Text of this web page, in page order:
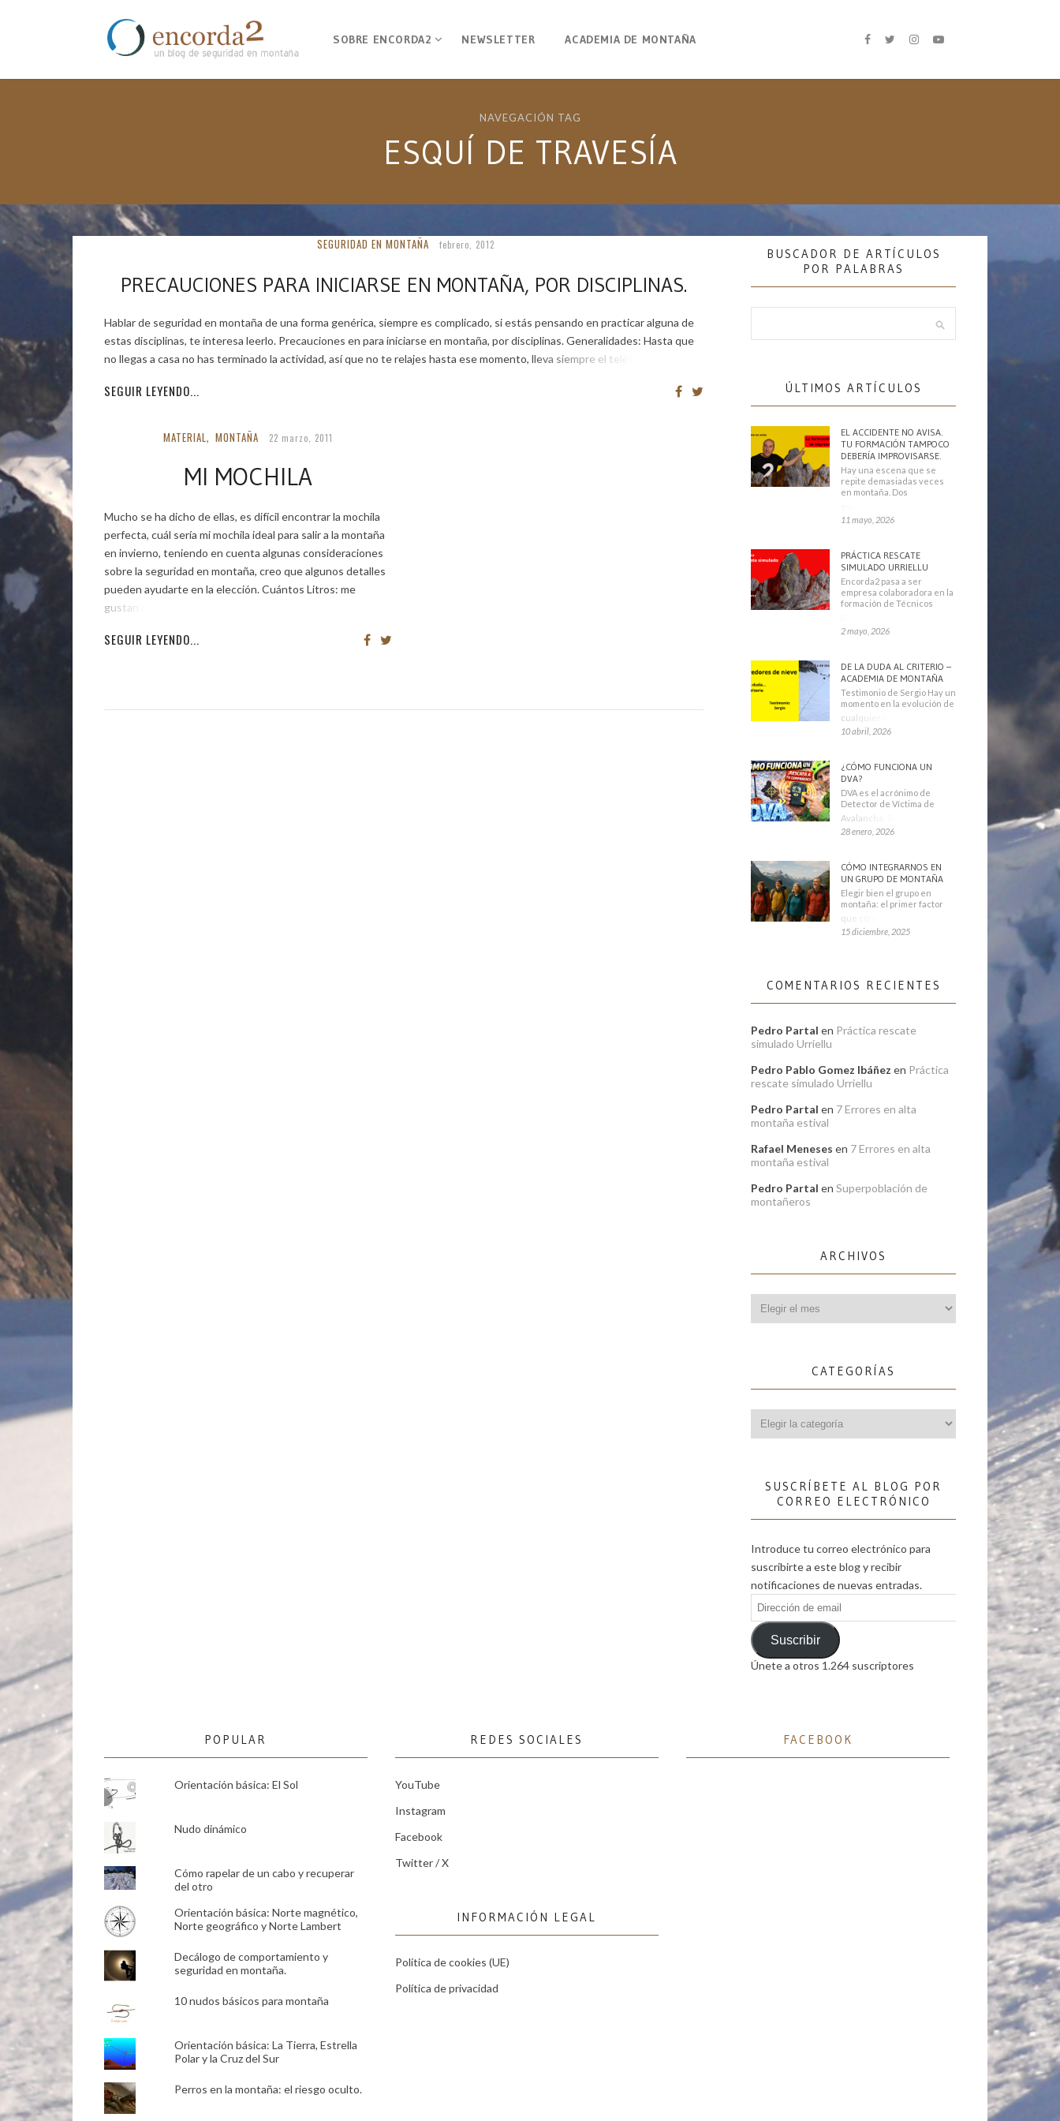
SOBRE ENCORDA2 NEWSLETTER ACADEMIA DE MONTAÑA
NAVEGACIÓN TAG
ESQUÍ DE TRAVESÍA
SEGURIDAD EN MONTAÑA febrero, 2012
PRECAUCIONES PARA INICIARSE EN MONTAÑA, POR DISCIPLINAS.
Hablar de seguridad en montaña de una forma genérica, siempre es complicado, si estás pensando en practicar alguna de
estas disciplinas, te interesa leerlo. Precauciones en para iniciarse en montaña, por disciplinas. Generalidades: Hasta que
no llegas a casa no has terminado la actividad, así que no te relajes hasta ese momento, lleva siempre el teléfono […]
SEGUIR LEYENDO...
MATERIAL, MONTAÑA 22 marzo, 2011
MI MOCHILA
Mucho se ha dicho de ellas, es difícil encontrar la mochila
perfecta, cuál sería mi mochila ideal para salir a la montaña
en invierno, teniendo en cuenta algunas consideraciones
sobre la seguridad en montaña, creo que algunos detalles
pueden ayudarte en la elección. Cuántos Litros: me
gustan con 35 a
SEGUIR LEYENDO...
BUSCADOR DE ARTÍCULOS
POR PALABRAS
ÚLTIMOS ARTÍCULOS
EL ACCIDENTE NO AVISA.
TU FORMACIÓN TAMPOCO
DEBERÍA IMPROVISARSE.
Hay una escena que se
repite demasiadas veces
en montaña. Dos
11 mayo, 2026
PRÁCTICA RESCATE
SIMULADO URRIELLU
Encorda2 pasa a ser
empresa colaboradora en la
formación de Técnicos
2 mayo, 2026
DE LA DUDA AL CRITERIO –
ACADEMIA DE MONTAÑA
Testimonio de Sergio Hay un
momento en la evolución de
cualquier montañero
10 abril, 2026
¿CÓMO FUNCIONA UN
DVA?
DVA es el acrónimo de
Detector de Víctima de
Avalancha. También se
28 enero, 2026
CÓMO INTEGRARNOS EN
UN GRUPO DE MONTAÑA
Elegir bien el grupo en
montaña: el primer factor
que condiciona tu
15 diciembre, 2025
COMENTARIOS RECIENTES
Pedro Partal en Práctica rescate
simulado Urriellu
Pedro Pablo Gomez Ibáñez en Práctica
rescate simulado Urriellu
Pedro Partal en 7 Errores en alta
montaña estival
Rafael Meneses en 7 Errores en alta
montaña estival
Pedro Partal en Superpoblación de
montañeros
ARCHIVOS
CATEGORÍAS
SUSCRÍBETE AL BLOG POR
CORREO ELECTRÓNICO
Introduce tu correo electrónico para
suscribirte a este blog y recibir
notificaciones de nuevas entradas.
Dirección
de
emailSuscribir
Únete a otros 1.264 suscriptores
POPULAR
Orientación básica: El Sol
Nudo dinámico
Cómo rapelar de un cabo y recuperar
del otro
Orientación básica: Norte magnético,
Norte geográfico y Norte Lambert
Decálogo de comportamiento y
seguridad en montaña.
10 nudos básicos para montaña
Orientación básica: La Tierra, Estrella
Polar y la Cruz del Sur
Perros en la montaña: el riesgo oculto.
REDES SOCIALES
YouTube
Instagram
Facebook
Twitter / X
INFORMACIÓN LEGAL
Política de cookies (UE)
Política de privacidad
FACEBOOK